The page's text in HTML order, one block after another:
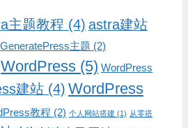
主题教程 (4) astra建站
GeneratePress主题 (2)
WordPress (5) WordPress
建站 (4) WordPress
教程 (2) 个人网站搭建 (1) 从零搭